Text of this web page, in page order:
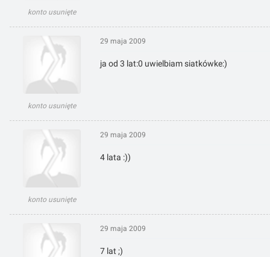
konto usunięte
konto usunięte
29 maja 2009
ja od 3 lat:0 uwielbiam siatkówke:)
konto usunięte
29 maja 2009
4 lata :))
29 maja 2009
7 lat ;)